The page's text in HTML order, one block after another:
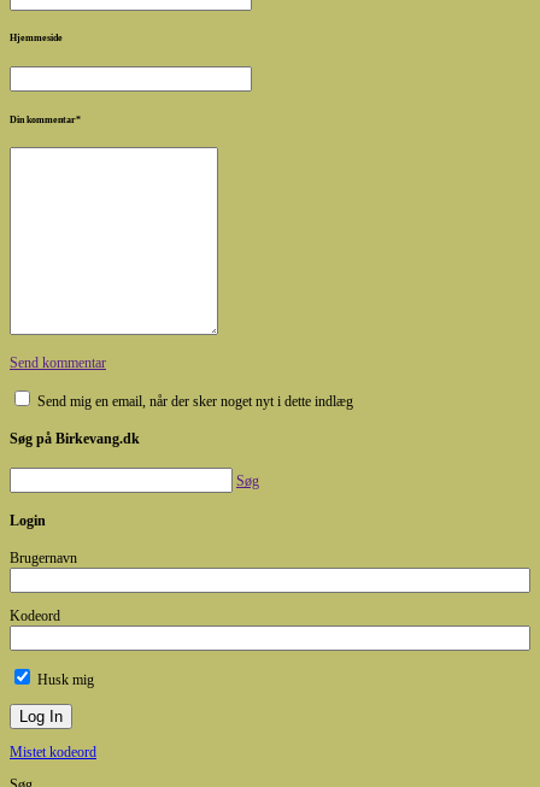
Hjemmeside
Din kommentar*
Send kommentar
Send mig en email, når der sker noget nyt i dette indlæg
Søg på Birkevang.dk
Søg
Login
Brugernavn
Kodeord
Husk mig
Mistet kodeord